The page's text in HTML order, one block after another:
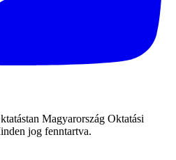
Magyarország Oktatási
jog fenntartva.